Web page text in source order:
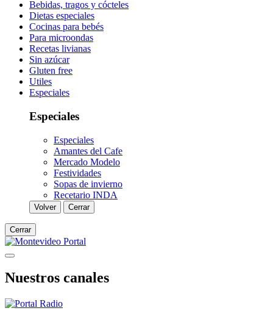
Bebidas, tragos y cócteles
Dietas especiales
Cocinas para bebés
Para microondas
Recetas livianas
Sin azúcar
Gluten free
Utiles
Especiales
Especiales
Especiales
Amantes del Cafe
Mercado Modelo
Festividades
Sopas de invierno
Recetario INDA
Volver Cerrar
Cerrar
Nuestros canales